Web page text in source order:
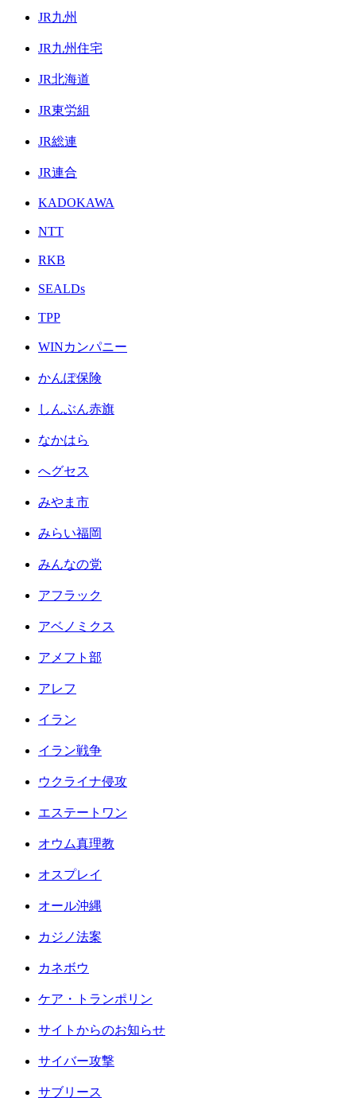
JR九州
JR九州住宅
JR北海道
JR東労組
JR総連
JR連合
KADOKAWA
NTT
RKB
SEALDs
TPP
WINカンパニー
かんぽ保険
しんぶん赤旗
なかはら
へグセス
みやま市
みらい福岡
みんなの党
アフラック
アベノミクス
アメフト部
アレフ
イラン
イラン戦争
ウクライナ侵攻
エステートワン
オウム真理教
オスプレイ
オール沖縄
カジノ法案
カネボウ
ケア・トランポリン
サイトからのお知らせ
サイバー攻撃
サブリース